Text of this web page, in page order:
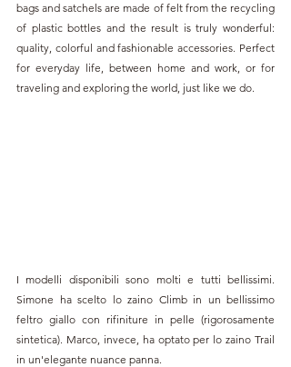
bags and satchels are made of felt from the recycling
of plastic bottles and the result is truly wonderful:
quality, colorful and fashionable accessories. Perfect
for everyday life, between home and work, or for
traveling and exploring the world, just like we do.
I modelli disponibili sono molti e tutti bellissimi.
Simone ha scelto lo zaino Climb in un bellissimo
feltro giallo con rifiniture in pelle (rigorosamente
sintetica). Marco, invece, ha optato per lo zaino Trail
in un'elegante nuance panna.